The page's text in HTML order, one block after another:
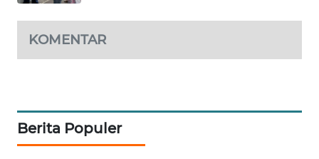
KOMENTAR
Berita Populer
WN
KARAWANG
WN
WN
BOGOR